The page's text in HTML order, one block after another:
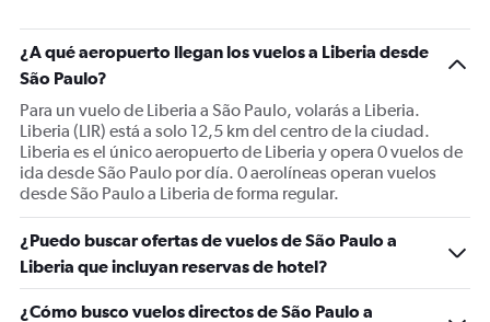
¿A qué aeropuerto llegan los vuelos a Liberia desde
São Paulo?
Para un vuelo de Liberia a São Paulo, volarás a Liberia.
Liberia (LIR) está a solo 12,5 km del centro de la ciudad.
Liberia es el único aeropuerto de Liberia y opera 0 vuelos de
ida desde São Paulo por día. 0 aerolíneas operan vuelos
desde São Paulo a Liberia de forma regular.
¿Puedo buscar ofertas de vuelos de São Paulo a
Liberia que incluyan reservas de hotel?
¿Cómo busco vuelos directos de São Paulo a